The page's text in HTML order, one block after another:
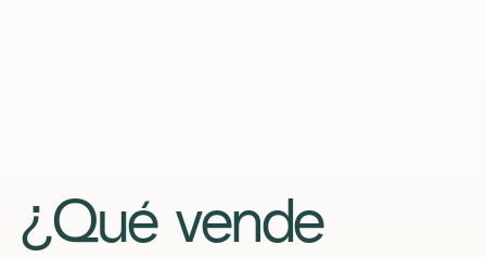
¿Qué vende